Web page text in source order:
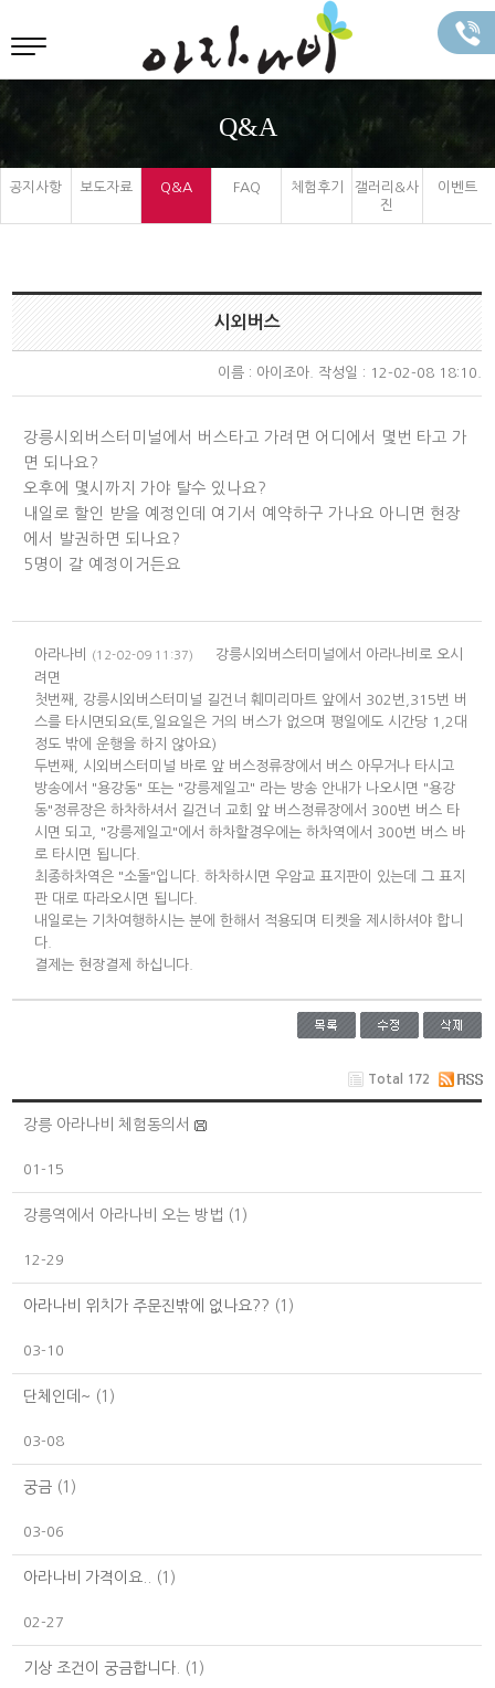
Q&A
공지사항 보도자료 Q&A FAQ 체험후기
갤러리&사
진
이벤트
시외버스
이름 : 아이조아 . 작성일 : 12-02-08 18:10.
강릉시외버스터미널에서 버스타고 가려면 어디에서 몇번 타고 가
면 되나요?
오후에 몇시까지 가야 탈수 있나요?
내일로 할인 받을 예정인데 여기서 예약하구 가나요 아니면 현장
에서 발권하면 되나요?
5명이 갈 예정이거든요
아라나비 (12-02-09 11:37)
강릉시외버스터미널에서 아라나비로 오시
려면
첫번째, 강릉시외버스터미널 길건너 훼미리마트 앞에서 302번,315번 버
스를 타시면되요(토,일요일은 거의 버스가 없으며 평일에도 시간당 1,2대
정도 밖에 운행을 하지 않아요)
두번째, 시외버스터미널 바로 앞 버스정류장에서 버스 아무거나 타시고
방송에서 "용강동" 또는 "강릉제일고" 라는 방송 안내가 나오시면 "용강
동"정류장은 하차하셔서 길건너 교회 앞 버스정류장에서 300번 버스 타
시면 되고, "강릉제일고"에서 하차할경우에는 하차역에서 300번 버스 바
로 타시면 됩니다.
최종하차역은 "소돌"입니다. 하차하시면 우암교 표지판이 있는데 그 표지
판 대로 따라오시면 됩니다.
내일로는 기차여행하시는 분에 한해서 적용되며 티켓을 제시하셔야 합니
다.
결제는 현장결제 하십니다.
Total 172
강릉 아라나비 체험동의서
01-15
강릉역에서 아라나비 오는 방법 (1)
12-29
아라나비 위치가 주문진밖에 없나요?? (1)
03-10
단체인데~ (1)
03-08
궁금 (1)
03-06
아라나비 가격이요.. (1)
02-27
기상 조건이 궁금합니다. (1)